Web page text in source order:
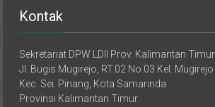
Jl. Bugis Mugirejo, RT.02 No.03 Kel. Mugirejo
Kec. Sei. Pinang, Kota Samarinda
Provinsi Kalimantan Timur
Telp. 082121634444